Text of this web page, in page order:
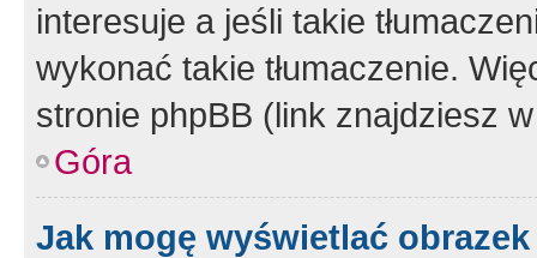
interesuje a jeśli takie
wykonać takie tłumaczenie.
stronie phpBB (link znajdziesz
Góra
Jak mogę wyświetlać